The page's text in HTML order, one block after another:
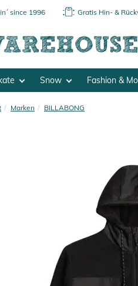
since 1996 Gratis Hin- &
Snow Fashion &
Marken BILLABONG